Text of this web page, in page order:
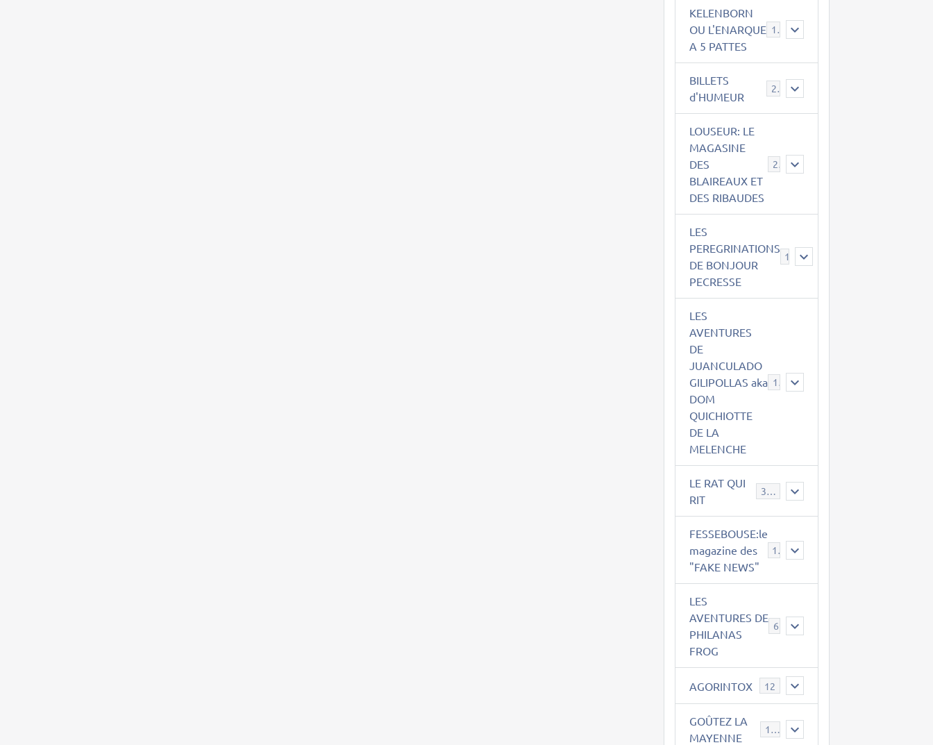
KELENBORN
OU L'ENARQUE
A 5 PATTES
14
BILLETS
d'HUMEUR
2
LOUSEUR: LE
MAGASINE
DES
BLAIREAUX ET
DES RIBAUDES
21
LES
PEREGRINATIONS
DE BONJOUR
PECRESSE
14
LES
AVENTURES
DE
JUANCULADO
GILIPOLLAS aka
DOM
QUICHIOTTE
DE LA
MELENCHE
119
LE RAT QUI
RIT
395
FESSEBOUSE:le
magazine des
"FAKE NEWS"
19
LES
AVENTURES DE
PHILANAS
FROG
AGORINTOX 12
GOÛTEZ LA
MAYENNE
189